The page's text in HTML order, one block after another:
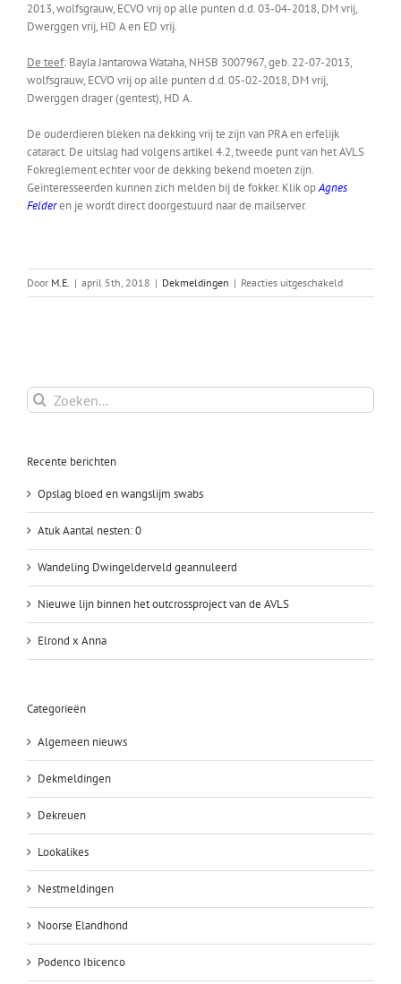
2013, wolfsgrauw, ECVO vrij op alle punten d.d. 03-04-2018, DM vrij,
Dwerggen vrij, HD A en ED vrij.
De teef: Bayla Jantarowa Wataha, NHSB 3007967, geb. 22-07-2013,
wolfsgrauw, ECVO vrij op alle punten d.d. 05-02-2018, DM vrij,
Dwerggen drager (gentest), HD A.
De ouderdieren bleken na dekking vrij te zijn van PRA en erfelijk
cataract. De uitslag had volgens artikel 4.2, tweede punt van het AVLS
Fokreglement echter voor de dekking bekend moeten zijn.
Geïnteresseerden kunnen zich melden bij de fokker. Klik opAgnes
Felderen je wordt direct doorgestuurd naar de mailserver.
Door M.E. | april 5th, 2018 | Dekmeldingen | Reacties uitgeschakeldvoor
Ceetah
Zoeken
naar:
Recente berichten
Opslag bloed en wangslijm swabs
Atuk Aantal nesten: 0
Wandeling Dwingelderveld geannuleerd
Nieuwe lijn binnen het outcrossproject van de AVLS
Elrond x Anna
Categorieën
Algemeen nieuws
Dekmeldingen
Dekreuen
Lookalikes
Nestmeldingen
Noorse Elandhond
Podenco Ibicenco